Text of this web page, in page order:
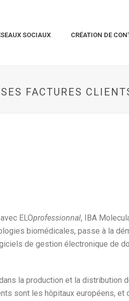
SOCIAUX CRÉATION DE
FACTURES
ELOprofessionnal, IBA
biomédicales, passe à la
de gestion électronique de
la production et la distribution
sont les hôpitaux européens, et